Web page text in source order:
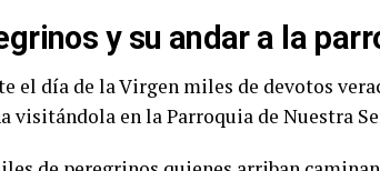
y su andar a la
el día de la Virgen miles de devotos
visitándola en la Parroquia de Nuestra